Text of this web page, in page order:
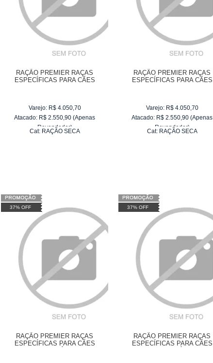
RAÇÃO PREMIER RAÇAS
ESPECÍFICAS PARA CÃES
Varejo: R$ 4.050,70
Atacado: R$ 2.550,90 (Apenas
Revendedor)
R$ 255,09
Cat: RAÇÃO SECA
RAÇÃO PREMIER RAÇAS
ESPECÍFICAS PARA CÃES
Varejo: R$ 4.050,70
Atacado: R$ 2.550,90 (Apenas
Revendedor)
R$ 255,09
Cat: RAÇÃO SECA
37% OFF
RAÇÃO PREMIER RAÇAS
ESPECÍFICAS PARA CÃES
37% OFF
RAÇÃO PREMIER RAÇAS
ESPECÍFICAS PARA CÃES